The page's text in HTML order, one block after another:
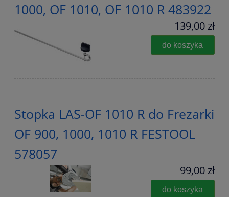
1000, OF 1010, OF 1010 R 483922
139,00 zł
do koszyka
Stopka LAS-OF 1010 R do Frezarki
OF 900, 1000, 1010 R FESTOOL
578057
99,00 zł
do koszyka